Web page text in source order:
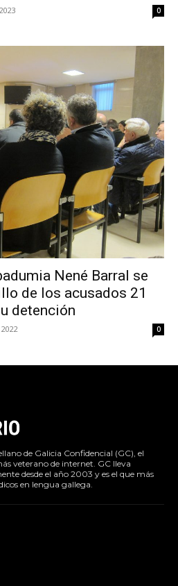
0
Nené Barral se
de los acusados 21
detención
0
de Galicia Confidencial (GC), el
veterano de internet. GC lleva
desde el año 2003 y es el que más
en lengua gallega.